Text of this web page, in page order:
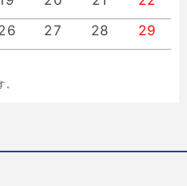
27 28 29